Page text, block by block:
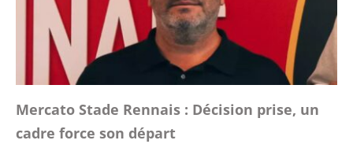
Mercato Stade Rennais : Décision prise, un
cadre force son départ